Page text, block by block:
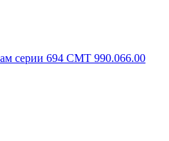
серии 694 CMT 990.066.00